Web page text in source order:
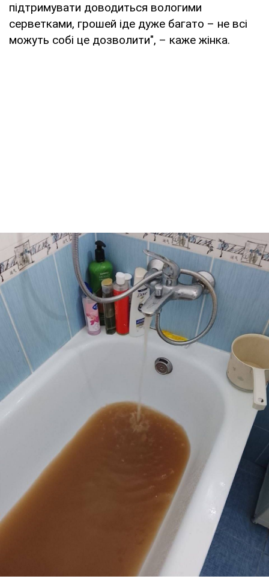
підтримувати доводиться вологими
серветками, грошей іде дуже багато – не всі
можуть собі це дозволити", – каже жінка.